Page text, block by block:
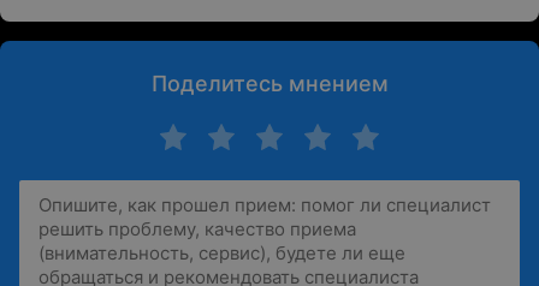
Поделитесь мнением